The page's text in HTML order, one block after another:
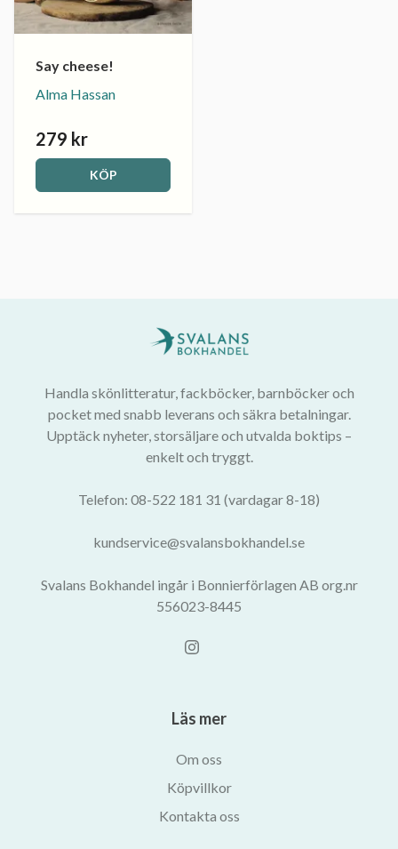
Say cheese!
Alma Hassan
279 kr
KÖP
Handla skönlitteratur, fackböcker, barnböcker och
pocket med snabb leverans och säkra betalningar.
Upptäck nyheter, storsäljare och utvalda boktips –
enkelt och tryggt.
Telefon: 08-522 181 31 (vardagar 8-18)
kundservice@svalansbokhandel.se
Svalans Bokhandel ingår i Bonnierförlagen AB org.nr
556023-8445
Läs mer
Om oss
Köpvillkor
Kontakta oss